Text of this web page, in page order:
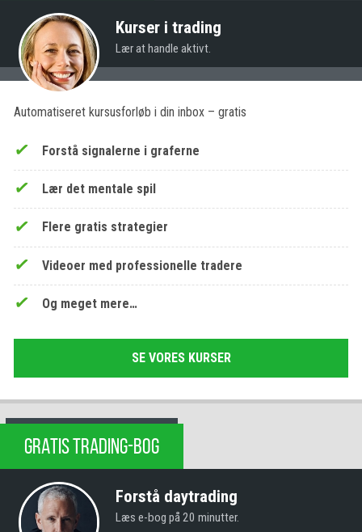
Kurser i trading
Lær at handle aktivt.
Automatiseret kursusforløb i din inbox – gratis
Forstå signalerne i graferne
Lær det mentale spil
Flere gratis strategier
Videoer med professionelle tradere
Og meget mere…
SE VORES KURSER
GRATIS TRADING-BOG
Forstå daytrading
Læs e-bog på 20 minutter.